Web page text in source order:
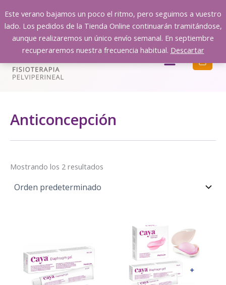
Este verano bajamos un poco el ritmo, pero seguimos a vuestro
lado. Los pedidos de la Tienda Online continuarán tramitándose,
aunque realizaremos un único envío semanal. En septiembre
recuperaremos nuestra frecuencia habitual. Descartar
contenido
Menú
Anticoncepción
Mostrando los 2 resultados